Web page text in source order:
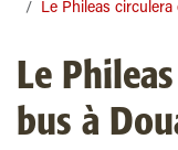
Le Phileas
Le
bus à